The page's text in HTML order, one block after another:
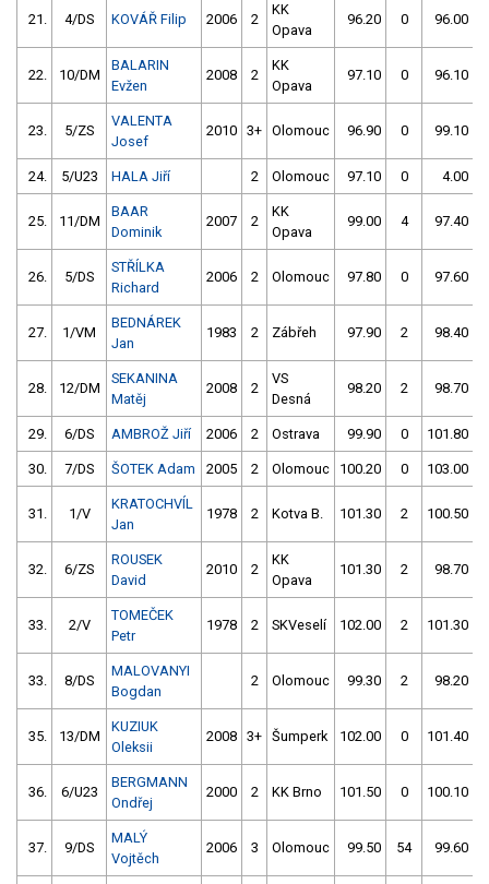
21. 4/DS KOVÁŘ Filip 2006 2
KK
Opava
96.20 0 96.00
22. 10/DM
BALARIN
Evžen
2008 2
KK
Opava
97.10 0 96.10
23. 5/ZS
VALENTA
Josef
2010 3+ Olomouc 96.90 0 99.10
24. 5/U23 HALA Jiří 2 Olomouc 97.10 0 4.00
25. 11/DM
BAAR
Dominik
2007 2
KK
Opava
99.00 4 97.40
26. 5/DS
STŘÍLKA
Richard
2006 2 Olomouc 97.80 0 97.60
27. 1/VM
BEDNÁREK
Jan
1983 2 Zábřeh 97.90 2 98.40
28. 12/DM
SEKANINA
Matěj
2008 2
VS
Desná
98.20 2 98.70
29. 6/DS AMBROŽ Jiří 2006 2 Ostrava 99.90 0 101.80
30. 7/DS ŠOTEK Adam 2005 2 Olomouc 100.20 0 103.00
31. 1/V
KRATOCHVÍL
Jan
1978 2 Kotva B. 101.30 2 100.50
32. 6/ZS
ROUSEK
David
2010 2
KK
Opava
101.30 2 98.70
33. 2/V
TOMEČEK
Petr
1978 2 SKVeselí 102.00 2 101.30
33. 8/DS
MALOVANYI
Bogdan
2 Olomouc 99.30 2 98.20
35. 13/DM
KUZIUK
Oleksii
2008 3+ Šumperk 102.00 0 101.40
36. 6/U23
BERGMANN
Ondřej
2000 2 KK Brno 101.50 0 100.10
37. 9/DS
MALÝ
Vojtěch
2006 3 Olomouc 99.50 54 99.60